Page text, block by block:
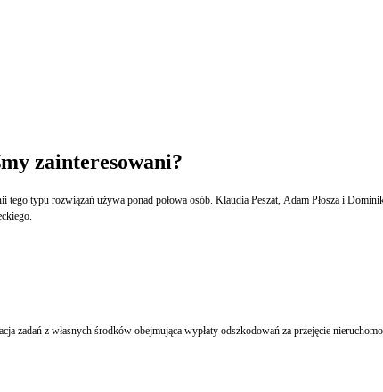
zainteresowani?
typu rozwiązań używa ponad połowa osób. Klaudia Peszat, Adam Płosza i
z własnych środków obejmująca wypłaty odszkodowań za przejęcie nieruchomości pod